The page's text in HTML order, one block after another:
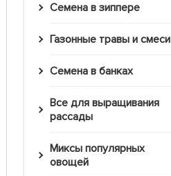
Семена в зиппере
Газонные травы и смеси
Семена в банках
Все для выращивания
рассады
Миксы популярных
овощей